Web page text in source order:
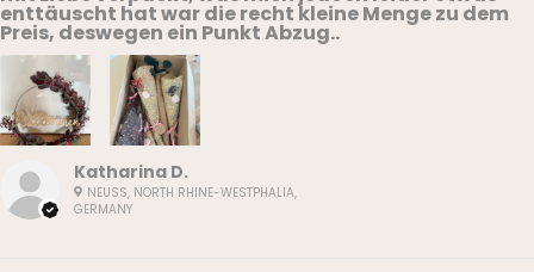
Katharina D.
NEUSS, NORTH RHINE-WESTPHALIA,
GERMANY
enttäuscht hat war die recht kleine Menge zu dem
Preis, deswegen ein Punkt Abzug..